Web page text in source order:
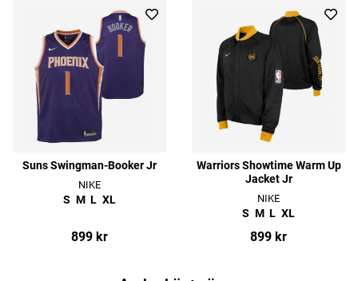
Suns Swingman-Booker Jr
NIKE
S M L XL
899 kr
Warriors Showtime Warm Up
Jacket Jr
NIKE
S M L XL
899 kr